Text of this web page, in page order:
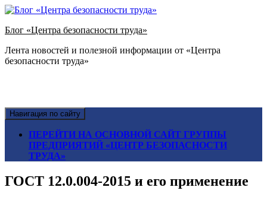
Блог «Центра безопасности труда»
Лента новостей и полезной информации от «Центра
безопасности труда»
Навигация по сайту
ПЕРЕЙТИ НА ОСНОВНОЙ САЙТ ГРУППЫ
ПРЕДПРИЯТИЙ «ЦЕНТР БЕЗОПАСНОСТИ
ТРУДА»
ГОСТ 12.0.004-2015 и его применение